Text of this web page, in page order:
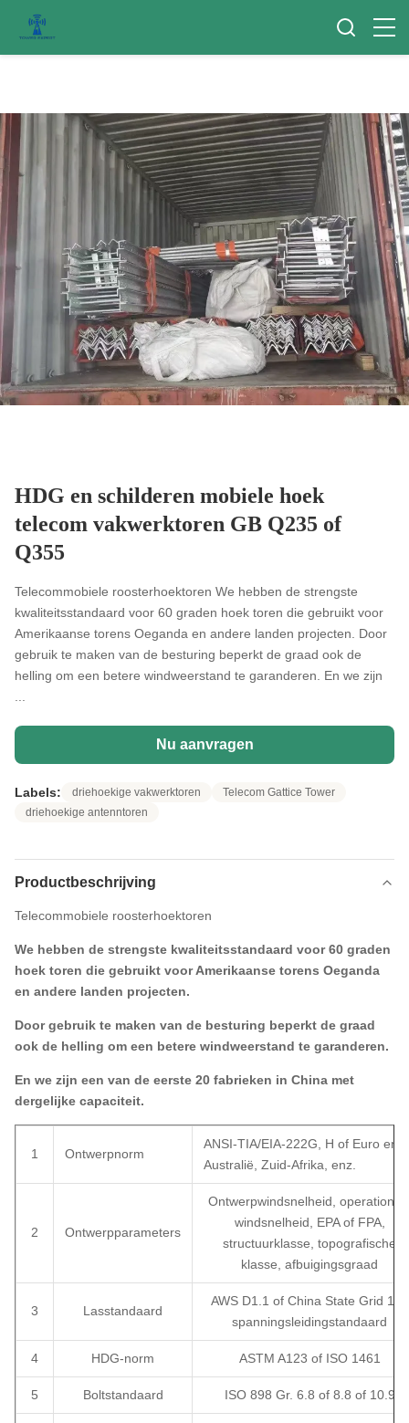
HDG en schilderen mobiele hoek
telecom vakwerktoren GB Q235 of
Q355
Telecommobiele roosterhoektoren We hebben de strengste
kwaliteitsstandaard voor 60 graden hoek toren die gebruikt voor
Amerikaanse torens Oeganda en andere landen projecten. Door
gebruik te maken van de besturing beperkt de graad ook de
helling om een betere windweerstand te garanderen. En we zijn
Nu aanvragen
Labels: driehoekige vakwerktoren
Telecom Gattice Tower
driehoekige antenntoren
Productbeschrijving
Telecommobiele roosterhoektoren
We hebben de strengste kwaliteitsstandaard voor 60 graden
hoek toren die gebruikt voor Amerikaanse torens Oeganda
en andere landen projecten.
Door gebruik te maken van de besturing beperkt de graad
ook de helling om een betere windweerstand te garanderen.
En we zijn een van de eerste 20 fabrieken in China met
dergelijke capaciteit.
1 Ontwerpnorm
ANSI-TIA/EIA-222G, H of Euro en
Australië, Zuid-Afrika, enz.
2 Ontwerpparameters
Ontwerpwindsnelheid,
windsnelheid, EPA of FPA,
structuurklasse, topografische
klasse, afbuigingsgraad
3 Lasstandaard
AWS D1.1 of China State Grid 10k
spanningsleidingstandaard
4 HDG-norm ASTM A123 of ISO 1461
5 Boltstandaard ISO 898 Gr. 6.8 of 8.8 of 10.9